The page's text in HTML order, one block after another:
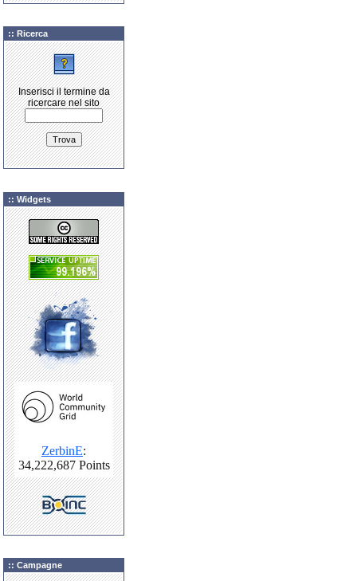
:: Ricerca
Inserisci il termine da
ricercare nel sito
:: Widgets
:: Campagne